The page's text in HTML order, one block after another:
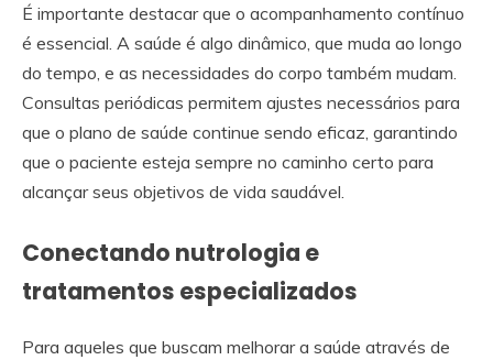
É importante destacar que o acompanhamento contínuo
é essencial. A saúde é algo dinâmico, que muda ao longo
do tempo, e as necessidades do corpo também mudam.
Consultas periódicas permitem ajustes necessários para
que o plano de saúde continue sendo eficaz, garantindo
que o paciente esteja sempre no caminho certo para
alcançar seus objetivos de vida saudável.
Conectando nutrologia e
tratamentos especializados
Para aqueles que buscam melhorar a saúde através de